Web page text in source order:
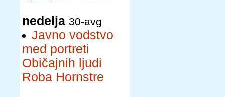
nedelja 30-avg
Javno vodstvo
med portreti
Običajnih ljudi
Roba Hornstre